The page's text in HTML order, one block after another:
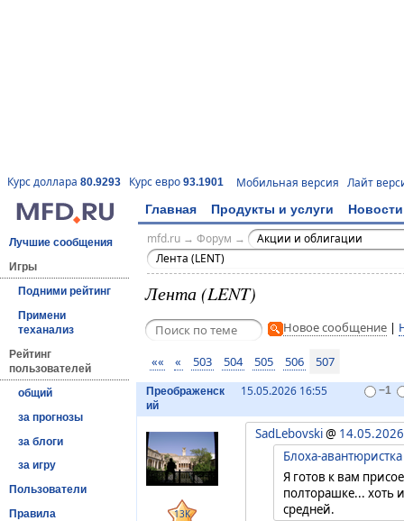
Курс доллара 80.9293 Курс евро 93.1901 Мобильная версия Лайт
Главная Продукты и услуги Новости
Лучшие сообщения
Игры
Подними рейтинг
Примени
теханализ
Рейтинг
пользователей
общий
за прогнозы
за блоги
за игру
Пользователи
Правила
mfd.ru→ Форум →
Акции и облигации
Лента (LENT)
Лента (LENT)
Новое сообщение|
«« « 503 504 505 506 507
Преображенск
ий
15.05.2026 16:55 −1
13K
SadLebovski@
Блоха-авантюристка
Я готов к вам
полторашке... хоть
средней.